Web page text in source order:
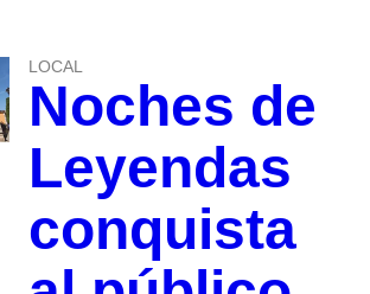
LOCAL
Noches de
Leyendas
conquista